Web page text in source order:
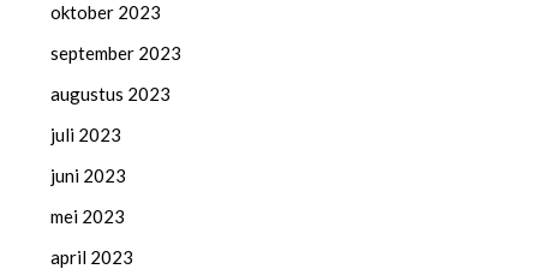
oktober 2023
september 2023
augustus 2023
juli 2023
juni 2023
mei 2023
april 2023